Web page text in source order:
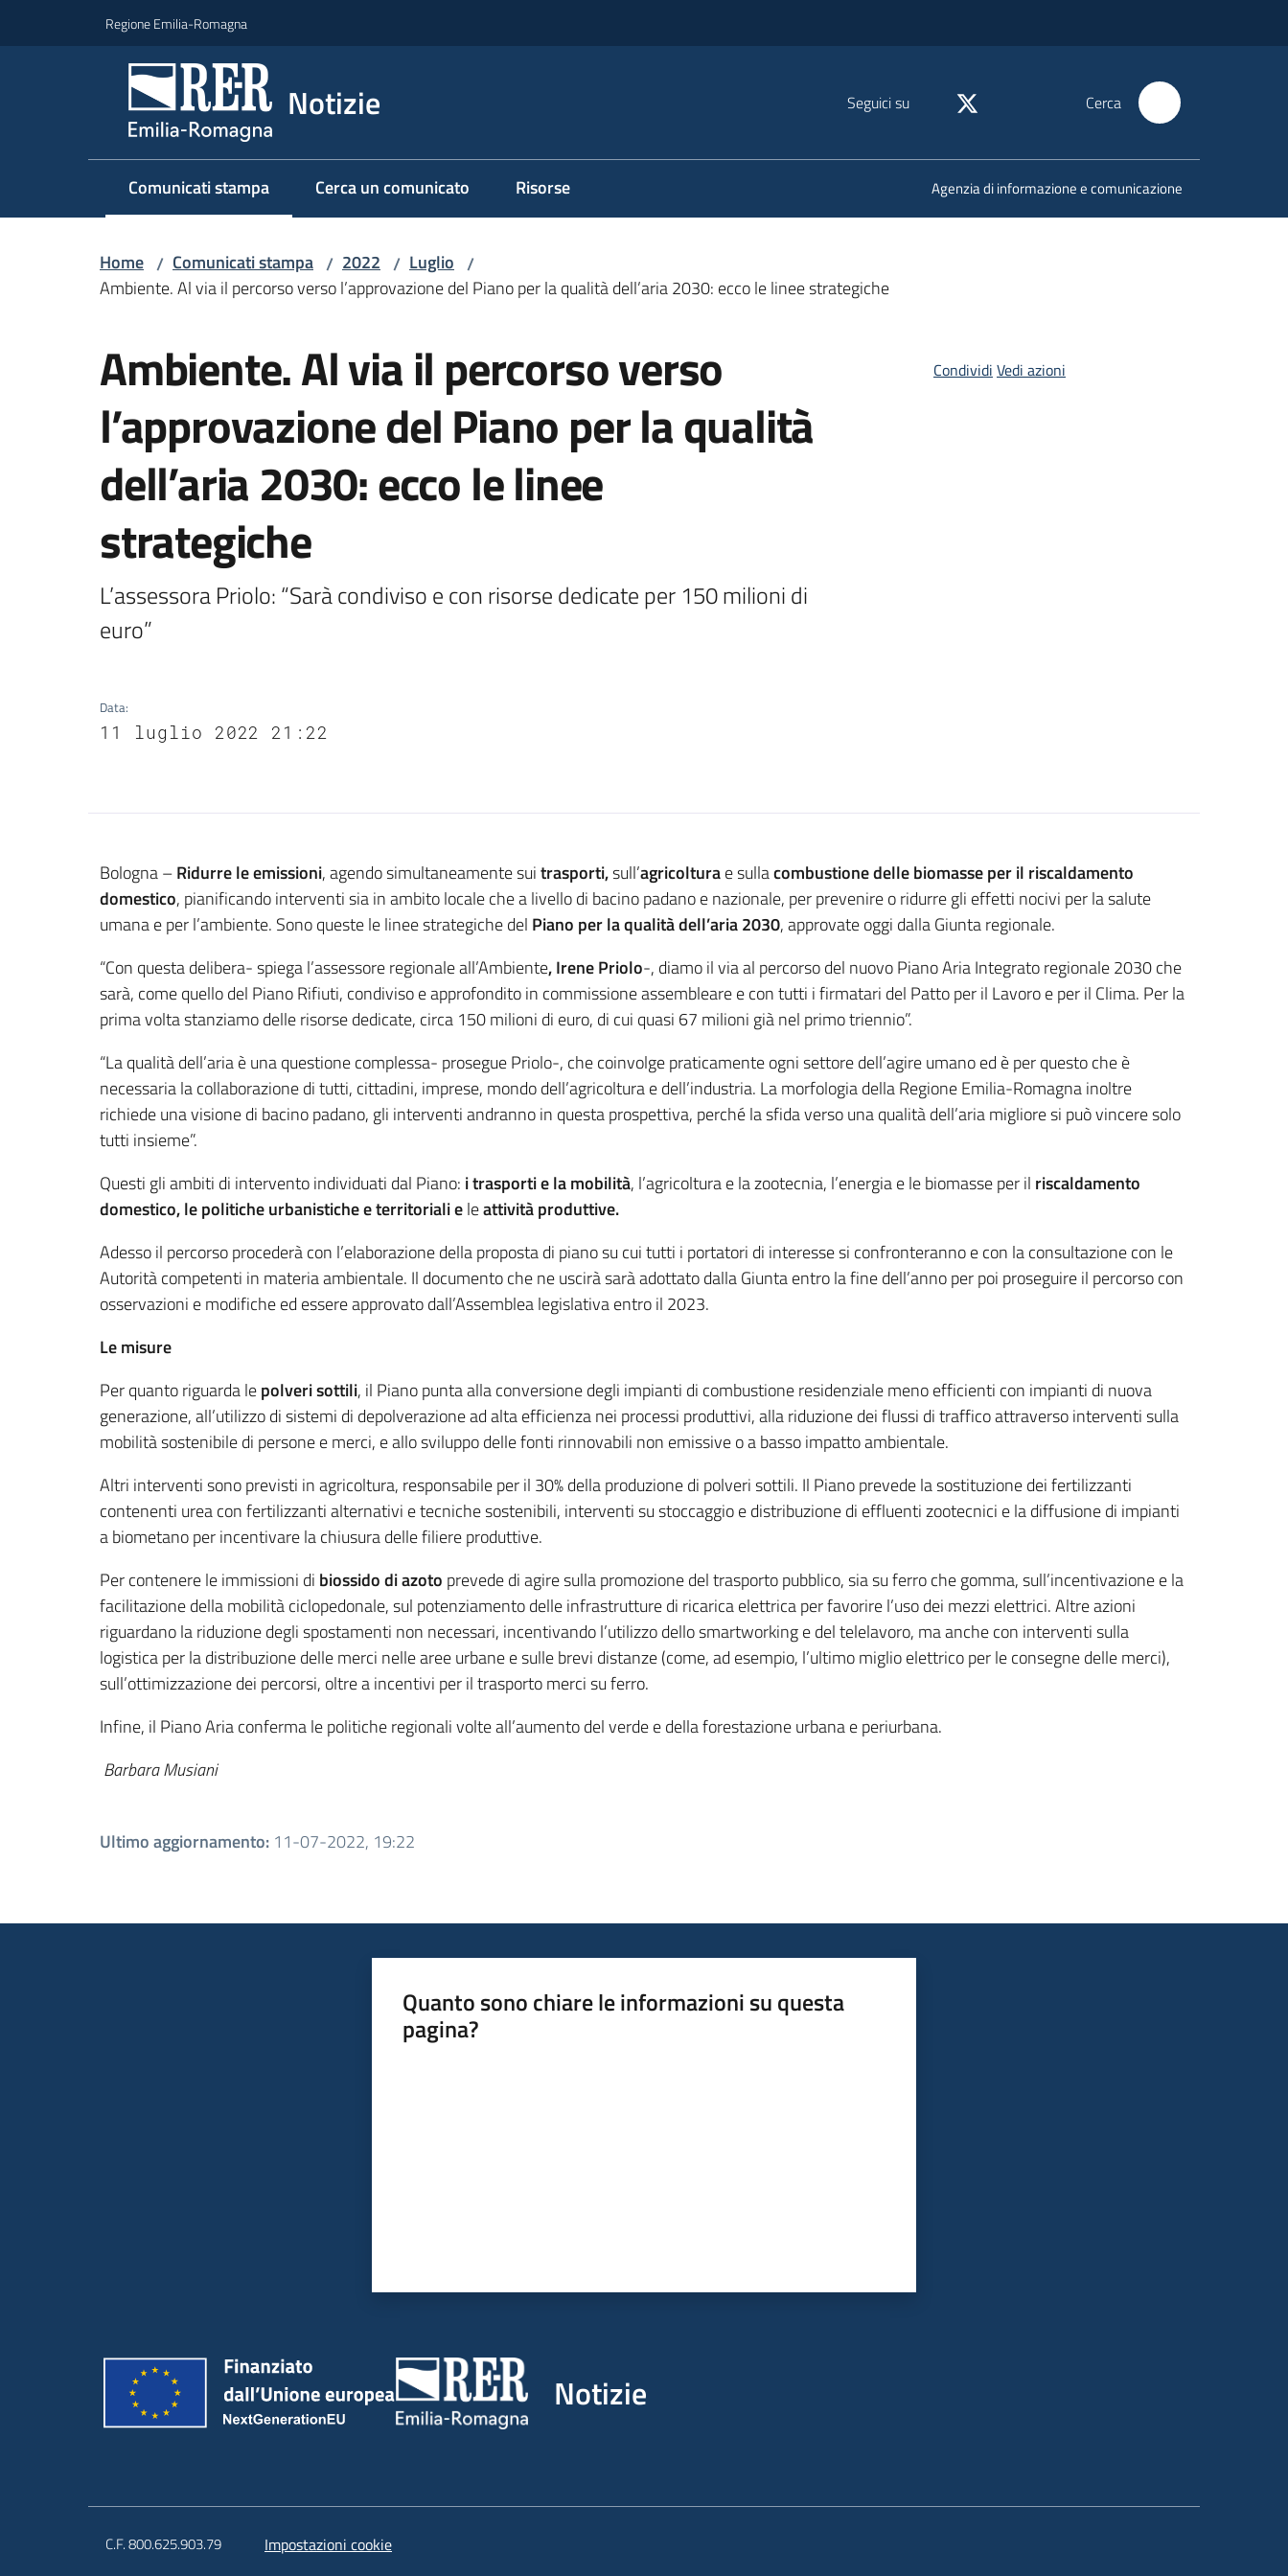
Regione Emilia-Romagna
Notizie Seguici su Cerca
Comunicati stampa
Menu selezionato Cerca un comunicato Risorse Agenzia di informazione e comunicazione
Home / Comunicati stampa / 2022 / Luglio /
Ambiente. Al via il percorso verso l’approvazione del Piano per la qualità dell’aria 2030: ecco le linee strategiche
Ambiente. Al via il percorso verso
l’approvazione del Piano per la qualità
dell’aria 2030: ecco le linee
strategiche
L’assessora Priolo: “Sarà condiviso e con risorse dedicate per 150 milioni di
euro”
Data:
11 luglio 2022 21:22
Condividi Vedi azioni
Contenuto
Bologna –Ridurre le emissioni, agendo simultaneamente suitrasporti,sull’agricolturae sullacombustione delle biomasse per il riscaldamento
domestico, pianificando interventi sia in ambito locale che a livello di bacino padano e nazionale, per prevenire o ridurre gli effetti nocivi per la salute
umana e per l’ambiente. Sono queste le linee strategiche del Piano per la qualità dell’aria 2030, approvate oggi dalla Giunta regionale.
“Con questa delibera- spiega l’assessore regionale all’Ambiente, Irene Priolo-, diamo il via al percorso del nuovo Piano Aria Integrato regionale 2030 che
sarà, come quello del Piano Rifiuti, condiviso e approfondito in commissione assembleare e con tutti i firmatari del Patto per il Lavoro e per il Clima. Per la
prima volta stanziamo delle risorse dedicate, circa 150 milioni di euro, di cui quasi 67 milioni già nel primo triennio”.
“La qualità dell’aria è una questione complessa- prosegue Priolo-, che coinvolge praticamente ogni settore dell’agire umano ed è per questo che è
necessaria la collaborazione di tutti, cittadini, imprese, mondo dell’agricoltura e dell’industria. La morfologia della Regione Emilia-Romagna inoltre
richiede una visione di bacino padano, gli interventi andranno in questa prospettiva, perché la sfida verso una qualità dell’aria migliore si può vincere solo
tutti insieme”.
Questi gli ambiti di intervento individuati dal Piano: i trasporti e la mobilità, l’agricoltura e la zootecnia, l’energia e le biomasse per il riscaldamento
domestico, le politiche urbanistiche e territoriali eleattività produttive.
Adesso il percorso procederà con l’elaborazione della proposta di piano su cui tutti i portatori di interesse si confronteranno e con la consultazione con le
Autorità competenti in materia ambientale. Il documento che ne uscirà sarà adottato dalla Giunta entro la fine dell’anno per poi proseguire il percorso con
osservazioni e modifiche ed essere approvato dall’Assemblea legislativa entro il 2023.
Le misure
Per quanto riguarda lepolveri sottili, il Piano punta alla conversione degli impianti di combustione residenziale meno efficienti con impianti di nuova
generazione, all’utilizzo di sistemi di depolverazione ad alta efficienza nei processi produttivi, alla riduzione dei flussi di traffico attraverso interventi sulla
mobilità sostenibile di persone e merci, e allo sviluppo delle fonti rinnovabili non emissive o a basso impatto ambientale.
Altri interventi sono previsti in agricoltura, responsabile per il 30% della produzione di polveri sottili. Il Piano prevede la sostituzione dei fertilizzanti
contenenti urea con fertilizzanti alternativi e tecniche sostenibili, interventi su stoccaggio e distribuzione di effluenti zootecnici e la diffusione di impianti
a biometano per incentivare la chiusura delle filiere produttive.
Per contenere le immissioni di biossido di azoto prevede di agire sulla promozione del trasporto pubblico, sia su ferro che gomma, sull’incentivazione e la
facilitazione della mobilità ciclopedonale, sul potenziamento delle infrastrutture di ricarica elettrica per favorire l’uso dei mezzi elettrici. Altre azioni
riguardano la riduzione degli spostamenti non necessari, incentivando l’utilizzo dello smartworking e del telelavoro, ma anche con interventi sulla
logistica per la distribuzione delle merci nelle aree urbane e sulle brevi distanze (come, ad esempio, l’ultimo miglio elettrico per le consegne delle merci),
sull’ottimizzazione dei percorsi, oltre a incentivi per il trasporto merci su ferro.
Infine, il Piano Aria conferma le politiche regionali volte all’aumento del verde e della forestazione urbana e periurbana.
Barbara Musiani
Ultimo aggiornamento: 11-07-2022, 19:22
Quanto sono chiare le informazioni su questa
pagina?
Notizie
C.F. 800.625.903.79 Impostazioni cookie